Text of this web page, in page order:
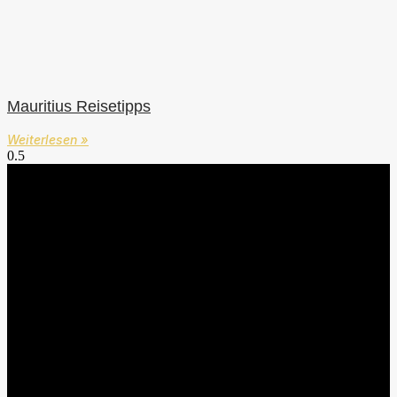
Mauritius Reisetipps
Weiterlesen »